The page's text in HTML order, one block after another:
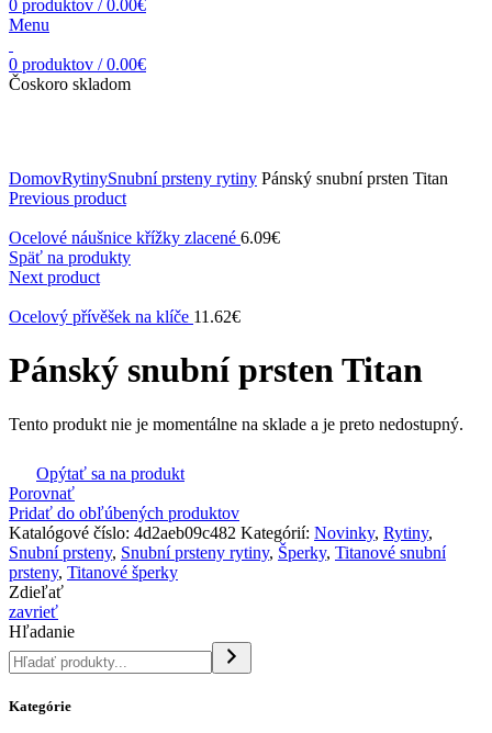
0 produktov / 0.00€
Menu
0 produktov / 0.00€
Čoskoro skladom
DomovRytinySnubní prsteny rytiny Pánský snubní prsten Titan
Previous product
Ocelové náušnice křížky zlacené 6.09€
Späť na produkty
Next product
Ocelový přívěšek na klíče 11.62€
Pánský snubní prsten Titan
Tento produkt nie je momentálne na sklade a je preto nedostupný.
Opýtať sa na produkt
Porovnať
Pridať do obľúbených produktov
Katalógové číslo: 4d2aeb09c482 Kategórií: Novinky, Rytiny,
Snubní prsteny, Snubní prsteny rytiny, Šperky, Titanové snubní
prsteny, Titanové šperky
Zdieľať
zavrieť
Hľadanie
Kategórie